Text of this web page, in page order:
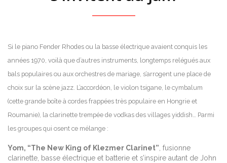
Si le piano Fender Rhodes ou la basse électrique avaient conquis les
années 1970, voilà que d’autres instruments, longtemps relégués aux
bals populaires ou aux orchestres de mariage, s’arrogent une place de
choix sur la scène jazz. L’accordéon, le violon tsigane, le cymbalum
(cette grande boîte à cordes frappées très populaire en Hongrie et
Roumanie), la clarinette trempée de vodkas des villages yiddish… Parmi
les groupes qui osent ce mélange :
Yom, “The New King of Klezmer Clarinet” , fusionne
clarinette, basse électrique et batterie et s’inspire autant de John